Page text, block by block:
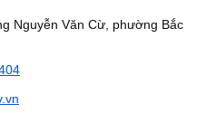
Văn Cừ, phường Bắc